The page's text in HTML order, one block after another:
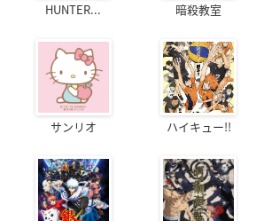
HUNTER... 暗殺教室
サンリオ ハイキュー!!